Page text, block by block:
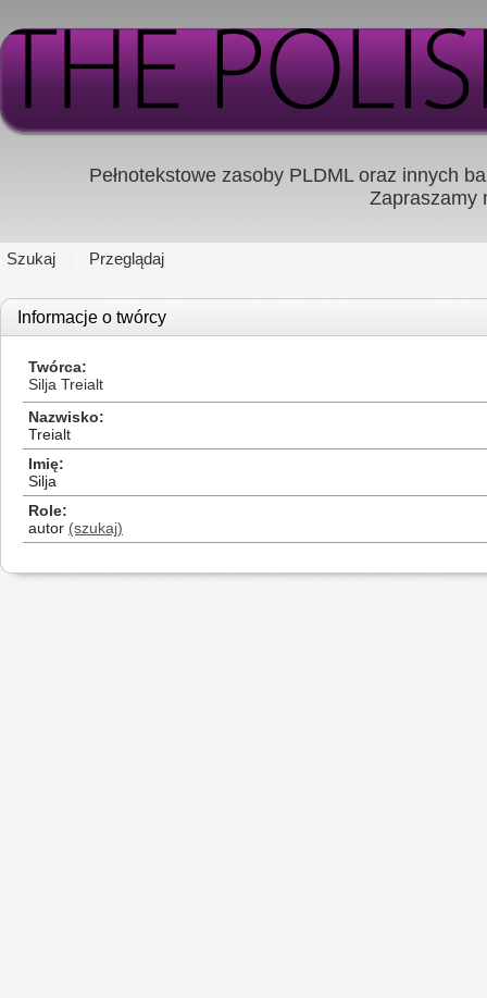
Pełnotekstowe zasoby PLDML oraz innych
Zapraszamy
Szukaj Przeglądaj
Informacje o twórcy
Twórca
Silja Treialt
Nazwisko
Treialt
Imię
Silja
Role
autor (szukaj)